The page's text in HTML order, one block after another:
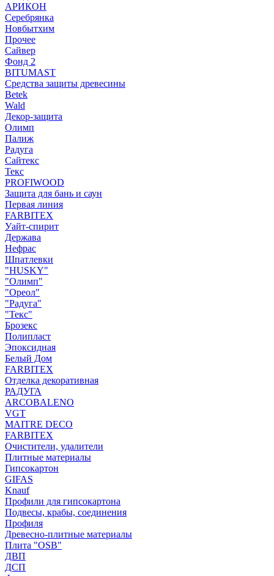
АРИКОН
Серебрянка
Новбытхим
Прочее
Сайвер
Фонд 2
BITUMAST
Средства защиты древесины
Betek
Wald
Декор-защита
Олимп
Палиж
Радуга
Сайтекс
Текс
PROFIWOOD
Защита для бань и саун
Первая линия
FARBITEX
Уайт-спирит
Держава
Нефрас
Шпатлевки
"HUSKY"
"Олимп"
"Ореол"
"Радуга"
"Текс"
Брозекс
Полипласт
Эпоксидная
Белый Дом
FARBITEX
Отделка декоративная
РАДУГА
ARCOBALENO
VGT
MAITRE DECO
FARBITEX
Очистители, удалители
Плитные материалы
Гипсокартон
GIFAS
Knauf
Профили для гипсокартона
Подвесы, крабы, соединения
Профиля
Древесно-плитные материалы
Плита "OSB"
ДВП
ДСП